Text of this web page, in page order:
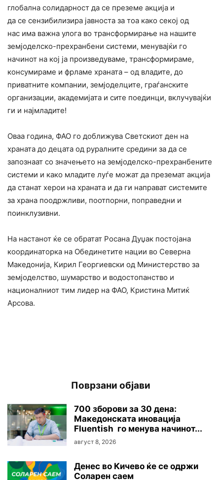
глобална солидарност да се преземе акција и
да се сензибилизира јавноста за тоа како секој од
нас има важна улога во трансформирање на нашите
земјоделско-прехранбени системи, менувајќи го
начинот на кој ја произведуваме, трансформираме,
консумираме и фрламе храната – од владите, до
приватните компании, земјоделците, граѓанските
организации, академијата и сите поединци, вклучувајќи
ги и најмладите!
Оваа година, ФАО го доближува Светскиот ден на
храната до децата од руралните средини за да се
запознаат со значењето на земјоделско-прехранбените
системи и како младите луѓе можат да преземат акција
да станат херои на храната и да ги направат системите
за храна поодржливи, поотпорни, поправедни и
поинклузивни.
На настанот ќе се обратат Росана Дуџак постојана
координаторка на Обединетите нации во Северна
Македонија, Кирил Георгиевски од Министерство за
земјоделство, шумарство и водостопанство и
националниот тим лидер на ФАО, Кристина Митиќ
Арсова.
Поврзани објави
700 зборови за 30 дена:
Македонската иновација
Fluentish го менува начинот...
август 8, 2026
Денес во Кичево ќе се одржи
Соларен саем